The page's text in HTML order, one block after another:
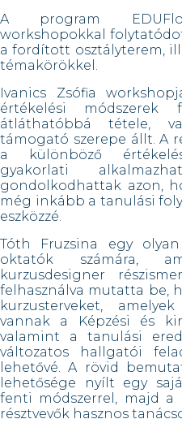
A program
workshopokkal
a fordított osztályterem,
témakörökkel.
Ivanics Zsófia
értékelési módszerek
átláthatóbbá tétele,
támogató szerepe állt. A
a különböző
gyakorlati
gondolkodhattak azon,
még inkább a tanulási
eszközzé.
Tóth Fruzsina egy
oktatók számára,
kurzusdesigner
felhasználva mutatta be,
kurzusterveket,
vannak a Képzési és
valamint a tanulási
változatos hallgatói
lehetővé. A rövid
lehetősége nyílt egy
fenti módszerrel, majd a
résztvevők hasznos